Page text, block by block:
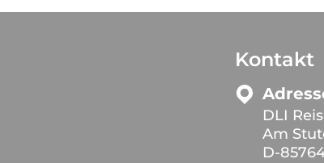
Kontakt
DLI
Am
D-